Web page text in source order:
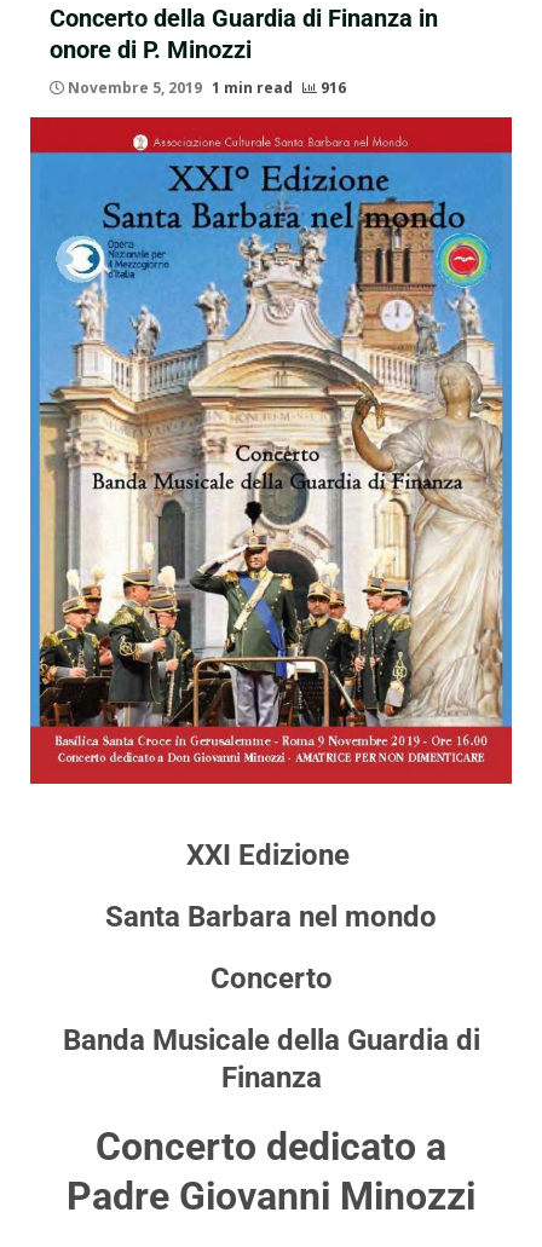
Concerto della Guardia di Finanza in
onore di P. Minozzi
Novembre 5, 2019 1 min read 916
XXI Edizione
Santa Barbara nel mondo
Concerto
Banda Musicale della Guardia di
Finanza
Concerto dedicato a
Padre Giovanni Minozzi